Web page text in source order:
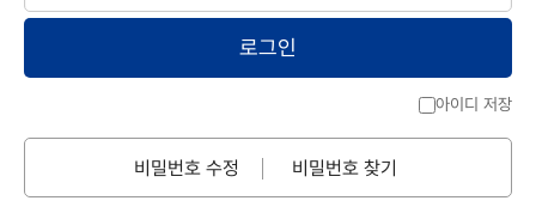
아이디 저장
로그인
비밀번호 수정 비밀번호 찾기